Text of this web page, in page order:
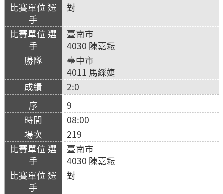
對
臺南市
4030 陳嘉耘
臺中市
4011 馬綵婕
2:0
9
08:00
219
臺南市
4030 陳嘉耘
對